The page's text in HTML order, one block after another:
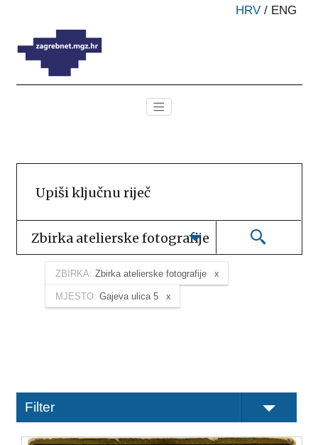
HRV / ENG
Zbirka atelierske fotografije
ZBIRKA: Zbirka atelierske fotografije
MJESTO: Gajeva ulica 5
Filter